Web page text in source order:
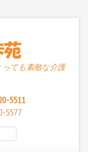
っても素敵な介護
5511
5577